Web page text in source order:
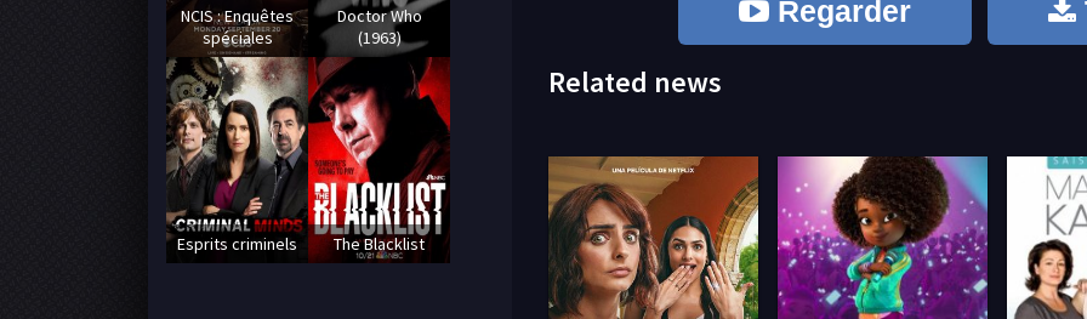
Regarder
Related news
NCIS : Enquêtes
spéciales
Doctor Who
(1963)
Esprits criminels The Blacklist